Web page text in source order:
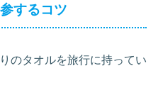
するコツ
のタオルを旅行に持ってい